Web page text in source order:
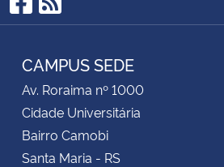
Facebook
RSS
CAMPUS SEDE
Av. Roraima nº 1000
Cidade Universitária
Bairro Camobi
Santa Maria - RS